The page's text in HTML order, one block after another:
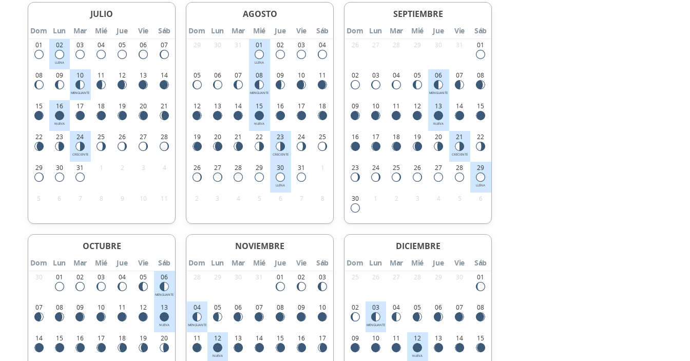
JULIO
Dom Lun Mar Mié Jue Vie Sáb
01 02
LLENA
03 04 05 06 07
08 09 10
MENGUANTE
11 12 13 14
15 16
NUEVA
17 18 19 20 21
22 23 24
CRECIENTE
25 26 27 28
29 30 31 1 2 3 4
5 6 7 8 9 10 11
AGOSTO
Dom Lun Mar Mié Jue Vie Sáb
29 30 31 01
LLENA
02 03 04
05 06 07 08
MENGUANTE
09 10 11
12 13 14 15
NUEVA
16 17 18
19 20 21 22 23
CRECIENTE
24 25
26 27 28 29 30
LLENA
31 1
2 3 4 5 6 7 8
SEPTIEMBRE
Dom Lun Mar Mié Jue Vie Sáb
26 27 28 29 30 31 01
02 03 04 05 06
MENGUANTE
07 08
09 10 11 12 13
NUEVA
14 15
16 17 18 19 20 21
CRECIENTE
22
23 24 25 26 27 28 29
LLENA
30 1 2 3 4 5 6
OCTUBRE
Dom Lun Mar Mié Jue Vie Sáb
30 01 02 03 04 05 06
MENGUANTE
07 08 09 10 11 12 13
NUEVA
14 15 16 17 18 19 20
NOVIEMBRE
Dom Lun Mar Mié Jue Vie Sáb
28 29 30 31 01 02 03
04
MENGUANTE
05 06 07 08 09 10
11 12
NUEVA
13 14 15 16 17
DICIEMBRE
Dom Lun Mar Mié Jue Vie Sáb
25 26 27 28 29 30 01
02 03
MENGUANTE
04 05 06 07 08
09 10 11 12
NUEVA
13 14 15